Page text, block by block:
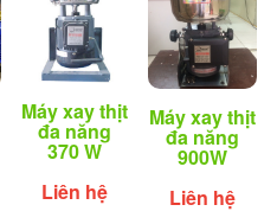
Máy xay thịt
đa năng
370 W
Liên hệ
Máy xay thịt
đa năng
900W
Liên hệ